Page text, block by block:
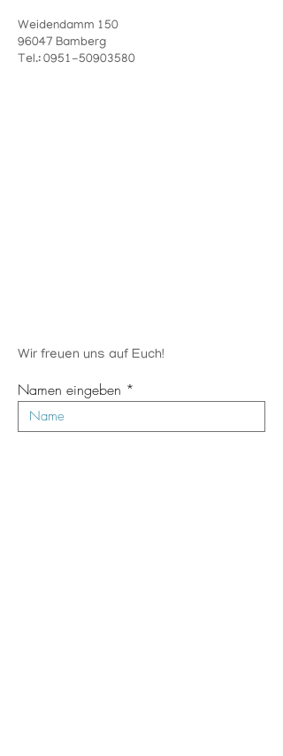
Weidendamm 150
96047 Bamberg
Tel.: 0951-50903580
Wir freuen uns auf Euch!
Namen eingeben